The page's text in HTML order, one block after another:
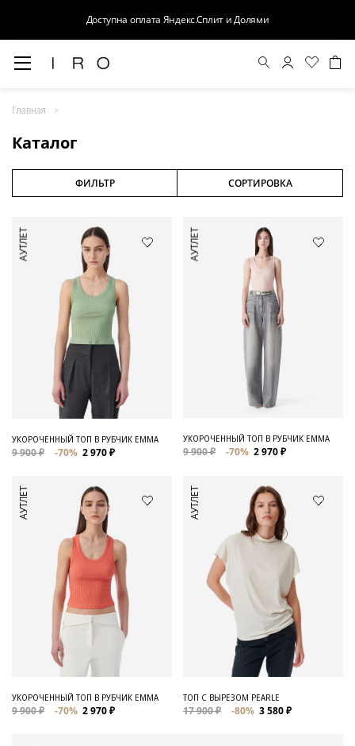
Доступна оплата Яндекс.Сплит и Долями
Главная
Каталог
Кожа
Обувь и Аксессуары
Для нее
Сумки и аксессуары
ФИЛЬТР СОРТИРОВКА
АУТЛЕТ
УКОРОЧЕННЫЙ ТОП В РУБЧИК EMMA
9 900 ₽ -70% 2 970 ₽
АУТЛЕТ
УКОРОЧЕННЫЙ ТОП В РУБЧИК EMMA
9 900 ₽ -70% 2 970 ₽
АУТЛЕТ
УКОРОЧЕННЫЙ ТОП В РУБЧИК EMMA
9 900 ₽ -70% 2 970 ₽
АУТЛЕТ
ТОП С ВЫРЕЗОМ PEARLE
17 900 ₽ -80% 3 580 ₽